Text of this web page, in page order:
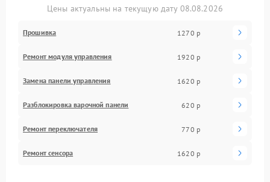
Цены актуальны на текущую дату 08.08.2026
Прошивка 1270 р
Ремонт модуля управления 1920 р
Замена панели управления 1620 р
Разблокировка варочной панели 620 р
Ремонт переключателя 770 р
Ремонт сенсора 1620 р